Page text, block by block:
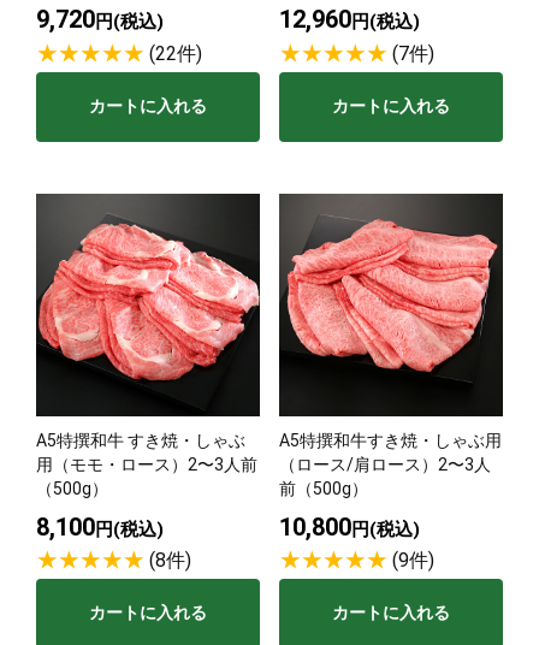
9,720円(税込)
(22件)
カートに入れる
12,960円(税込)
(7件)
カートに入れる
A5特撰和牛 すき焼・しゃぶ
用（モモ・ロース）2〜3人前
（500g）
8,100円(税込)
(8件)
カートに入れる
A5特撰和牛すき焼・しゃぶ用
（ロース/肩ロース）2〜3人
前（500g）
10,800円(税込)
(9件)
カートに入れる